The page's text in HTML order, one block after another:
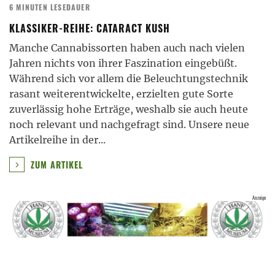
6 MINUTEN LESEDAUER
KLASSIKER-REIHE: CATARACT KUSH
Manche Cannabissorten haben auch nach vielen
Jahren nichts von ihrer Faszination eingebüßt.
Während sich vor allem die Beleuchtungstechnik
rasant weiterentwickelte, erzielten gute Sorte
zuverlässig hohe Erträge, weshalb sie auch heute
noch relevant und nachgefragt sind. Unsere neue
Artikelreihe in der...
ZUM ARTIKEL